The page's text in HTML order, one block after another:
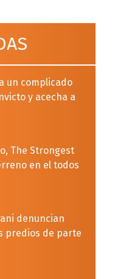
un complicado
y acecha a
The Strongest
en el todos
denuncian
predios de parte